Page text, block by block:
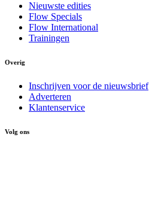
Nieuwste edities
Flow Specials
Flow International
Trainingen
Overig
Inschrijven voor de nieuwsbrief
Adverteren
Klantenservice
Volg ons